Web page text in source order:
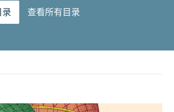
查看所有目录